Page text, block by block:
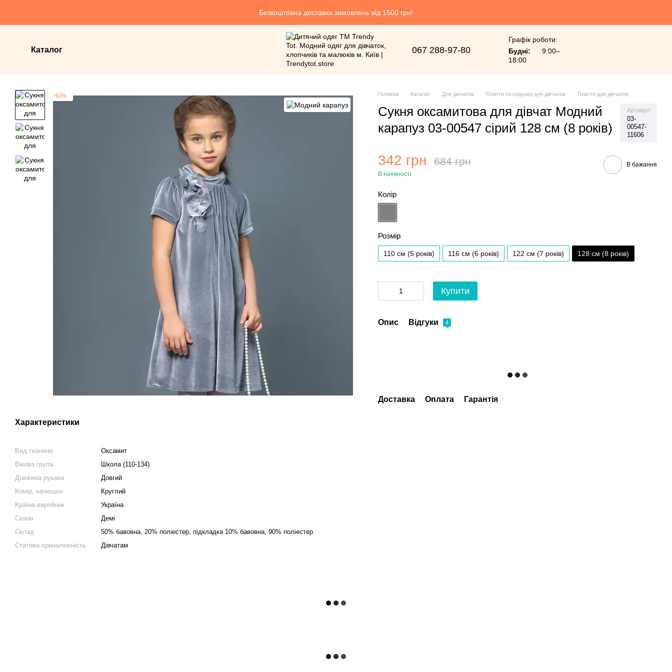
Безкоштовна доставка замовлень від 1500 грн!
Каталог 067 288-97-80
Графік роботи:
Будні:
9:00–
18:00
−50%
Характеристики
Вид тканини
Оксамит
Вікова група
Школа (110-134)
Довжина рукава
Довгий
Комір, капюшон
Круглий
Країна виробник
Україна
Сезон
Демі
Склад
50% бавовна, 20% полiестер, підкладка 10% бавовна, 90% поліестер
Статева приналежність
Дівчатам
Головна Каталог Для дівчаток Плаття та спідниці для дівчаток Плаття для дівчаток
Сукня оксамитова для дівчат Модний
карапуз 03-00547 сірий 128 см (8 років)
Артикул
03-
00547-
11606
342 грн 684 грн
В наявності
В бажання
Колір
Розмір
110 см (5 років) 116 см (6 років) 122 см (7 років) 128 см (8 років)
Купити
Опис Відгуки 4
Доставка Оплата Гарантія